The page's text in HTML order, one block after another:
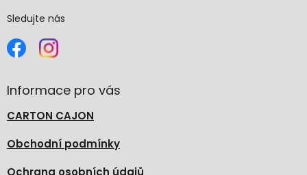
Sledujte nás
Informace pro vás
CARTON CAJON
Obchodní podmínky